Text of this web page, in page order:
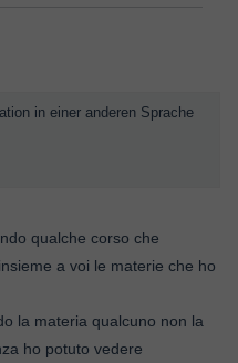
in einer anderen Sprache
qualche corso che
a voi le materie che ho
la materia qualcuno non la
ho potuto vedere